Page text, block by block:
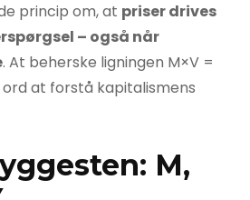
princip om, at priser drives
– også når
. At beherske ligningen M×V =
ord at forstå kapitalismens
M,